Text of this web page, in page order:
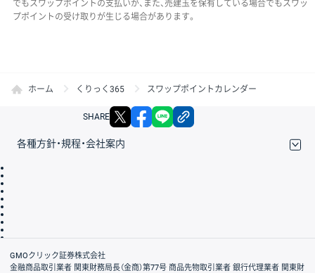
でもスワップポイントの支払いが、また、売建玉を保有している場合でもスワッ
プポイントの受け取りが生じる場合があります。
ホーム くりっく365 スワップポイントカレンダー
SHARE X facebook
各種方針・規程・会社案内
会社案内
GMOクリック証券株式会社
金融商品取引業者 関東財務局長（金商）第77号 商品先物取引業者 銀行代理業者 関東財